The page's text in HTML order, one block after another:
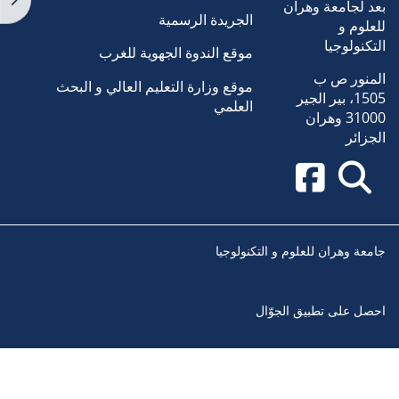
بعد لجامعة وهران
للعلوم و
التكنولوجيا
المنور ص ب
1505، بير الجير
31000 وهران
الجزائر
الجريدة الرسمية
موقع الندوة الجهوية للغرب
موقع وزارة التعليم العالي و البحث
العلمي
جامعة وهران للعلوم و التكنولوجيا
احصل على تطبيق الجوّال